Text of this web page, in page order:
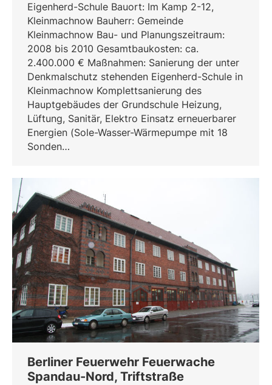
Eigenherd-Schule Bauort: Im Kamp 2-12,
Kleinmachnow Bauherr: Gemeinde
Kleinmachnow Bau- und Planungszeitraum:
2008 bis 2010 Gesamtbaukosten: ca.
2.400.000 € Maßnahmen: Sanierung der unter
Denkmalschutz stehenden Eigenherd-Schule in
Kleinmachnow Komplettsanierung des
Hauptgebäudes der Grundschule Heizung,
Lüftung, Sanitär, Elektro Einsatz erneuerbarer
Energien (Sole-Wasser-Wärmepumpe mit 18
Sonden…
Berliner Feuerwehr Feuerwache
Spandau-Nord, Triftstraße